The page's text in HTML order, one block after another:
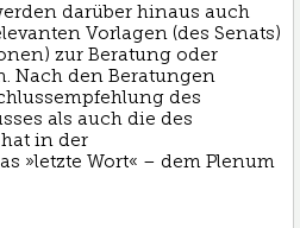
darüber hinaus auch
Vorlagen (des Senats)
zur Beratung oder
Nach den Beratungen
des
als auch die des
in der
»letzte Wort« – dem Plenum